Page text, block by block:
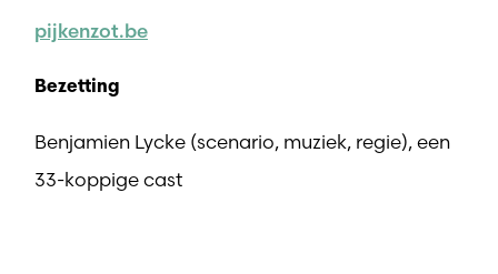
pijkenzot.be
Bezetting
Benjamien Lycke (scenario, muziek, regie), een
33-koppige cast